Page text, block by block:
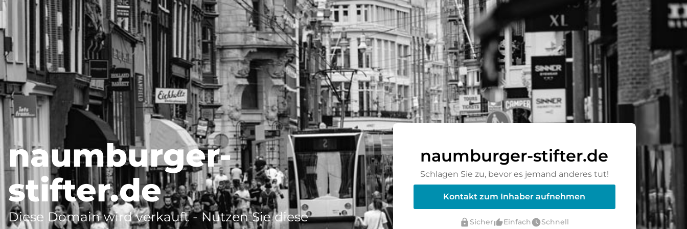
naumburger-
stifter.de
Diese Domain wird verkauft - Nutzen Sie diese
naumburger-stifter.de
Schlagen Sie zu, bevor es jemand anderes tut!
Kontakt zum Inhaber aufnehmen
lock Sicherthumb_up_altEinfachwatch_laterSchnell